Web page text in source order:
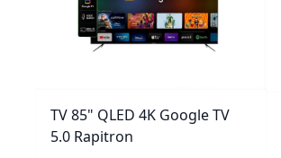
TV 85" QLED 4K Google TV
5.0 Rapitron